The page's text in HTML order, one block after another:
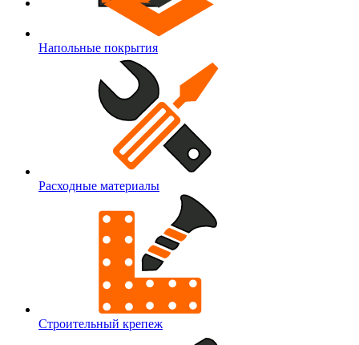
Напольные покрытия
Расходные материалы
Строительный крепеж